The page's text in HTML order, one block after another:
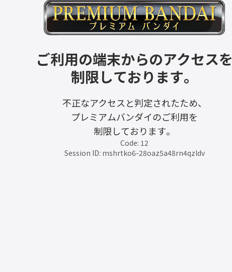
ご利用の端末からのアクセスを
制限しております。
不正なアクセスと判定されたため、
プレミアムバンダイのご利用を
制限しております。
Code: 12
Session ID: mshrtko6-28oaz5a48rn4qzldv